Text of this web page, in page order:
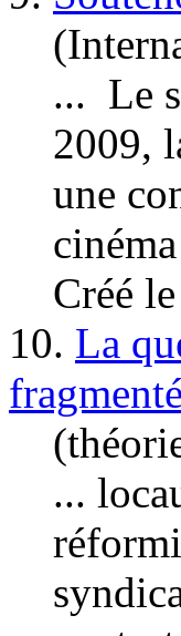
... Le
2009,
une
Créé
10. La
...